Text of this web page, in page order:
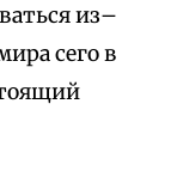
из–
сего в